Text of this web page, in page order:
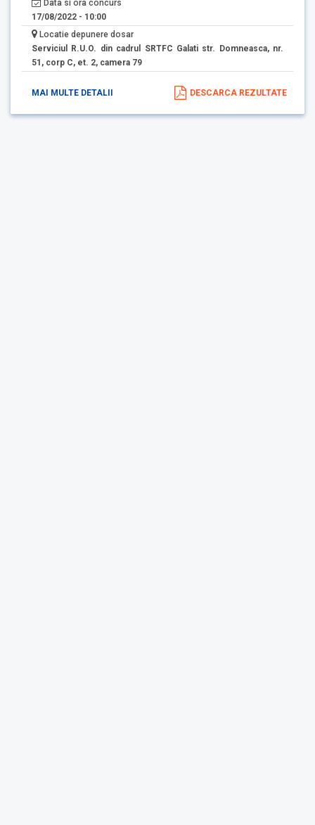
Data si ora concurs
17/08/2022 - 10:00
Locatie depunere dosar
Serviciul R.U.O. din cadrul SRTFC Galati str. Domneasca, nr.
51, corp C, et. 2, camera 79
MAI MULTE DETALII DESCARCA REZULTATE